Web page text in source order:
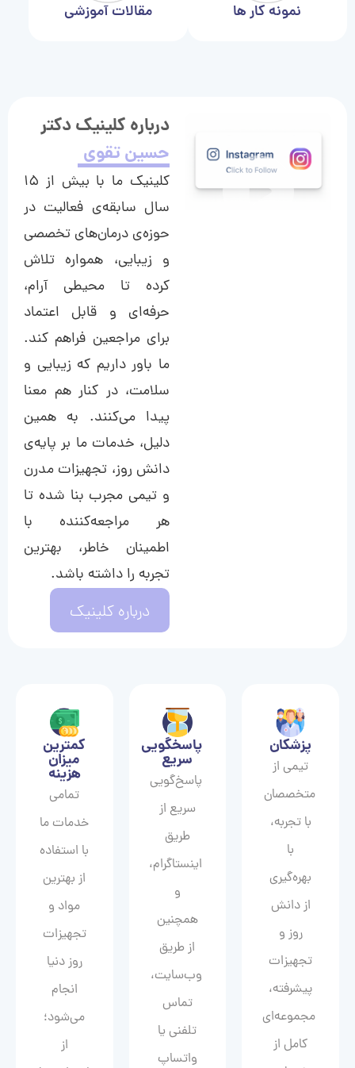
نمونه کار ها مقالات آموزشی
درباره کلینیک دکتر
حسین تقوی
کلینیک ما با بیش از ۱۵
سال سابقه‌ی فعالیت در
حوزه‌ی درمان‌های تخصصی
و زیبایی، همواره تلاش
کرده تا محیطی آرام،
حرفه‌ای و قابل اعتماد
برای مراجعین فراهم کند.
ما باور داریم که زیبایی و
سلامت، در کنار هم معنا
پیدا می‌کنند. به همین
دلیل، خدمات ما بر پایه‌ی
دانش روز، تجهیزات مدرن
و تیمی مجرب بنا شده تا
هر مراجعه‌کننده با
اطمینان خاطر، بهترین
تجربه را داشته باشد.
درباره کلینیک
پزشکان
تیمی از
متخصصان
با تجربه،
با
بهره‌گیری
از دانش
روز و
تجهیزات
پیشرفته،
مجموعه‌ای
کامل از
پاسخگویی
سریع
پاسخ‌گویی
سریع از
طریق
اینستاگرام،
و
همچنین
از طریق
وب‌سایت،
تماس
تلفنی یا
واتساپ
کمترین
میزان
هزینه
تمامی
خدمات ما
با استفاده
از بهترین
مواد و
تجهیزات
روز دنیا
انجام
می‌شود؛
از